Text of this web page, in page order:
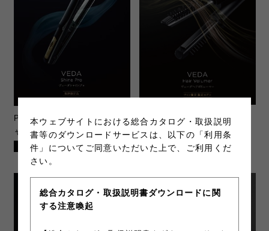
本ウェブサイトにおける総合カタログ・取扱説明
書等のダウンロードサービスは、以下の「利用条
件」についてご同意いただいた上で、ご利用くだ
さい。
総合カタログ・取扱説明書ダウンロードに関
する注意喚起
PRO-VSP-2023-1ヴェーダシ
ャインプロ BS for Salon
PDF(6.38MB)
PRO-VHV-2023-1ヴェーダヘ
アボリューマー
PDF(1.02MB)